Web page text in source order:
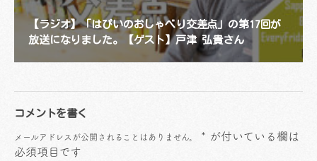
【ラジオ】「はぴいのおしゃべり交差点」の第17回が
放送になりました。【ゲスト】戸津 弘貴さん
コメントを書く
メールアドレスが公開されることはありません。 * が付いている欄は
必須項目です